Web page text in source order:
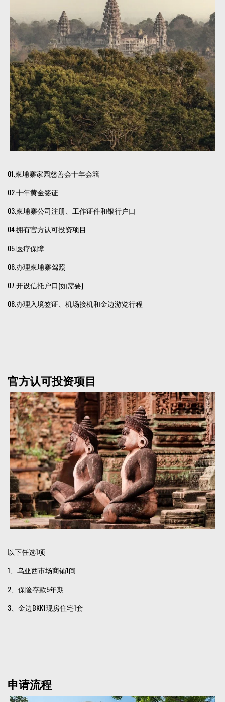
01.柬埔寨家园慈善会十年会籍
02.十年黄金签证
03.柬埔寨公司注册、工作证件和银行户口
04.拥有官方认可投资项目
05.医疗保障
06.办理柬埔寨驾照
07.开设信托户口(如需要)
08.办理入境签证、机场接机和金边游览行程
官方认可投资项目
以下任选1项
1、乌亚西市场商铺1间
2、保险存款5年期
3、金边BKK1现房住宅1套
申请流程